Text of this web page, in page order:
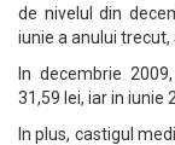
de nivelul din
iunie a anului trecut,
In decembrie
31,59 lei, iar in iunie
In plus, castigul